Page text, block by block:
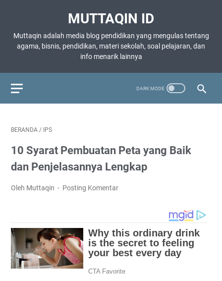
MUTTAQIN ID
Muttaqin adalah media blog pendidikan yang mengulas tentang
agama, bisnis, pendidikan, materi sekolah, soal pelajaran, dan
info menarik lainnya
BERANDA / IPS
10 Syarat Pembuatan Peta yang Baik
dan Penjelasannya Lengkap
Oleh Muttaqin Posting Komentar